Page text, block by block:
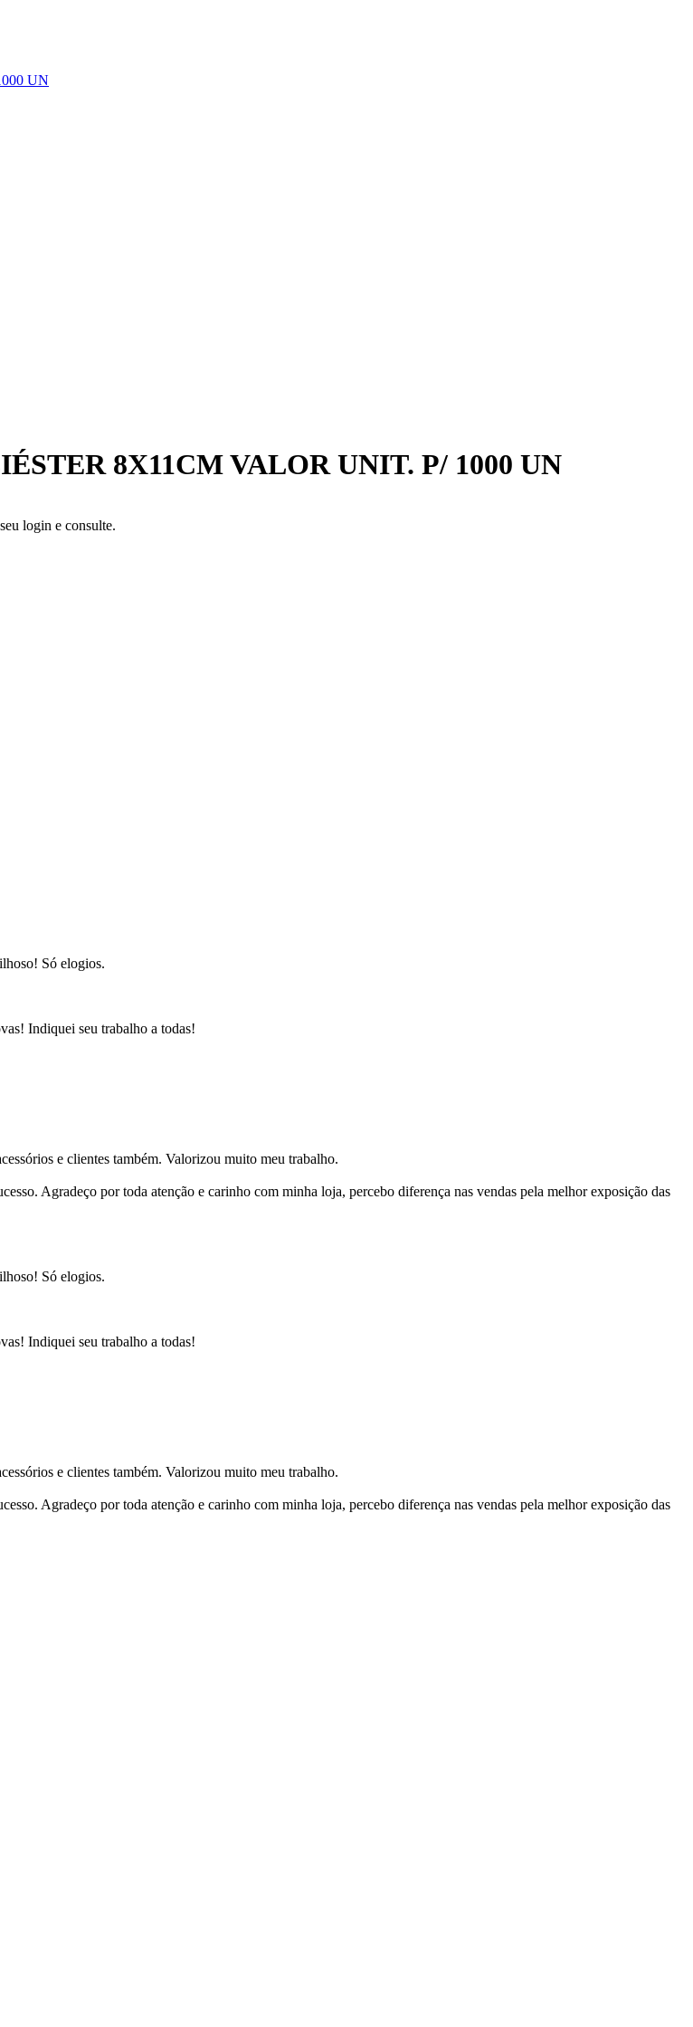
UN
8X11CM VALOR UNIT. P/ 1000 UN
login e consulte.
Só elogios.
Indiquei seu trabalho a todas!
e clientes também. Valorizou muito meu trabalho.
Agradeço por toda atenção e carinho com minha loja, percebo diferença nas vendas pela melhor exposição das
Só elogios.
Indiquei seu trabalho a todas!
e clientes também. Valorizou muito meu trabalho.
Agradeço por toda atenção e carinho com minha loja, percebo diferença nas vendas pela melhor exposição das